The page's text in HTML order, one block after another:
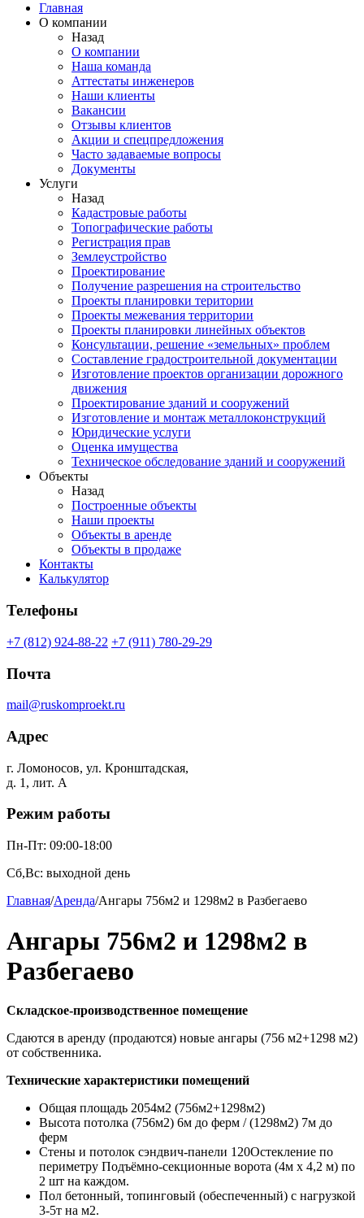
Главная
О компании
Назад
О компании
Наша команда
Аттестаты инженеров
Наши клиенты
Вакансии
Отзывы клиентов
Акции и спецпредложения
Часто задаваемые вопросы
Документы
Услуги
Назад
Кадастровые работы
Топографические работы
Регистрация прав
Землеустройство
Проектирование
Получение разрешения на строительство
Проекты планировки територии
Проекты межевания территории
Проекты планировки линейных объектов
Консультации, решение «земельных» проблем
Составление градостроительной документации
Изготовление проектов организации дорожного
движения
Проектирование зданий и сооружений
Изготовление и монтаж металлоконструкций
Юридические услуги
Оценка имущества
Техническое обследование зданий и сооружений
Объекты
Назад
Построенные объекты
Наши проекты
Объекты в аренде
Объекты в продаже
Контакты
Калькулятор
Телефоны
+7 (812) 924-88-22 +7 (911) 780-29-29
Почта
mail@ruskomproekt.ru
Адрес
г. Ломоносов, ул. Кронштадская,
д. 1, лит. А
Режим работы
Пн-Пт: 09:00-18:00
Сб,Вс: выходной день
Главная/Аренда/Ангары 756м2 и 1298м2 в Разбегаево
Ангары 756м2 и 1298м2 в
Разбегаево
Складское-производственное помещение
Сдаются в aренду (продаются) новые ангаpы (756 м2+1298 м2)
от собственника.
Технические характеристики помещений
Общая площадь 2054м2 (756м2+1298м2)
Высота потолка (756м2) 6м до ферм / (1298м2) 7м до
ферм
Стены и потолок сэндвич-панели 120Остекление по
периметру Подъёмно-секционные ворота (4м х 4,2 м) по
2 шт на каждом.
Пол бетонный, топинговый (обеспеченный) с нагрузкой
3-5т на м2.